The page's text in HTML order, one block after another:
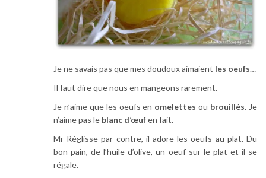
Je ne savais pas que mes doudoux aimaient les oeufs…
Il faut dire que nous en mangeons rarement.
Je n’aime que les oeufs en omelettes ou brouillés. Je
n’aime pas le blanc d’œufen fait.
Mr Réglisse par contre, il adore les oeufs au plat. Du
bon pain, de l’huile d’olive, un oeuf sur le plat et il se
régale.